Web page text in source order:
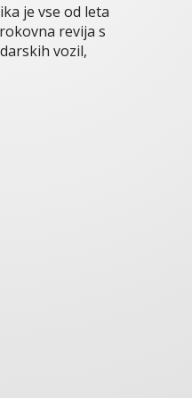
je vse od leta
revija s
vozil,